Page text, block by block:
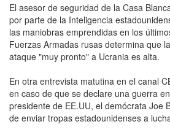
El asesor de seguridad de la Casa
por parte de la Inteligencia
las maniobras emprendidas en los
Fuerzas Armadas rusas determina que
ataque "muy pronto" a Ucrania es alta.
En otra entrevista matutina en el canal
en caso de que se declare una guerra
presidente de EE.UU, el demócrata Joe
de enviar tropas estadounidenses a